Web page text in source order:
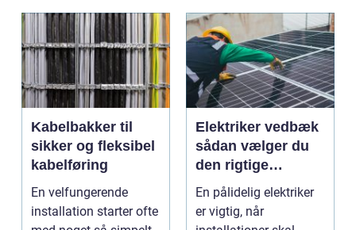
Kabelbakker til
sikker og fleksibel
kabelføring
En velfungerende
installation starter ofte
Elektriker vedbæk
sådan vælger du
den rigtige
fagmand
En pålidelig elektriker
er vigtig, når